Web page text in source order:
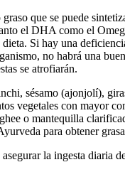
que se puede
el DHA como el
Si hay una
no habrá una
se atrofiarán.
sésamo (ajonjolí),
vegetales con mayor
o mantequilla
para obtener
la ingesta diaria